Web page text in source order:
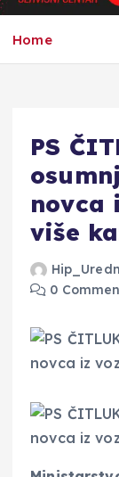
e
Home
PS
novca
više
0